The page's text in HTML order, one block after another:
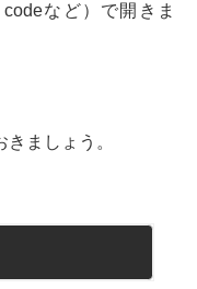
など）で開きま
ましょう。